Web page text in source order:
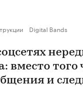
Digital Bands
вместо
и